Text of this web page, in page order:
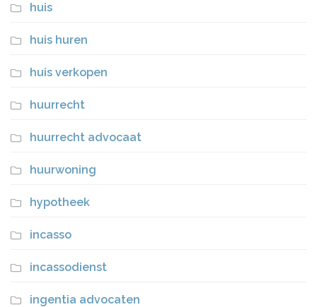
huis
huis huren
huis verkopen
huurrecht
huurrecht advocaat
huurwoning
hypotheek
incasso
incassodienst
ingentia advocaten